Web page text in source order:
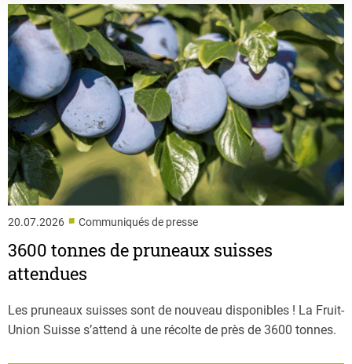
20.07.2026 ■ Communiqués de presse
3600 tonnes de pruneaux suisses
attendues
Les pruneaux suisses sont de nouveau disponibles ! La Fruit-
Union Suisse s’attend à une récolte de près de 3600 tonnes.